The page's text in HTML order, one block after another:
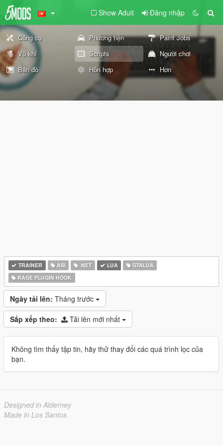
Show Adult Đăng nhập
Công cụ Phương tiện
Paint Jobs
Vũ khí
Scripts
Người chơi
Bản đồ
Hỗn hợp Hơn
TRAINER ASI .NET LUA
GTALUA
RAGE PLUGIN HOOK
Ngày tải lên: Tháng trước
Sắp xếp theo: Tải lên mới nhất
Không tìm thấy tập tin, hãy thử thay đổi các quá trình lọc của
bạn.
Designed in Alderney
Made in Los Santos